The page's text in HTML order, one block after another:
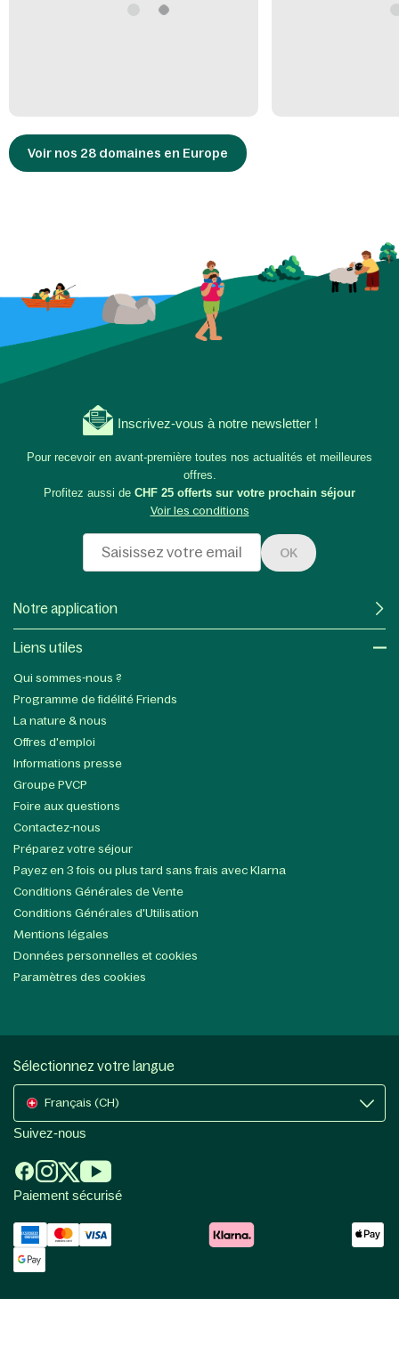
Voir nos 28 domaines en Europe
Inscrivez-vous à notre newsletter !
Pour recevoir en avant-première toutes nos actualités et meilleures
offres.
Profitez aussi de CHF 25 offerts sur votre prochain séjour
Voir les conditions
OK
Notre application
Liens utiles​
Qui sommes-nous ?
Programme de fidélité Friends
La nature & nous
Offres d'emploi
Informations presse
Groupe PVCP
Foire aux questions
Contactez-nous
Préparez votre séjour
Payez en 3 fois ou plus tard sans frais avec Klarna
Conditions Générales de Vente
Conditions Générales d'Utilisation
Mentions légales
Données personnelles et cookies
Paramètres des cookies
Sélectionnez votre langue
Français (CH)
Suivez-nous
Paiement sécurisé